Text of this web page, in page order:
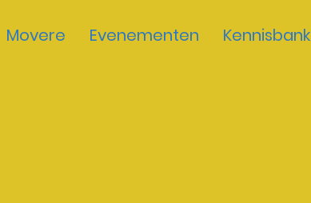
Movere Evenementen Kennisbank